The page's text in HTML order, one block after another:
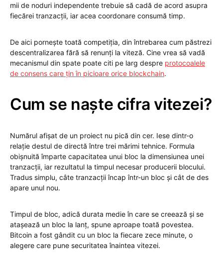
mii de noduri independente trebuie să cadă de acord asupra
fiecărei tranzacții, iar acea coordonare consumă timp.
De aici pornește toată competiția, din întrebarea cum păstrezi
descentralizarea fără să renunți la viteză. Cine vrea să vadă
mecanismul din spate poate citi pe larg despre protocoalele
de consens care țin în picioare orice blockchain.
Cum se naște cifra vitezei?
Numărul afișat de un proiect nu pică din cer. Iese dintr-o
relație destul de directă între trei mărimi tehnice. Formula
obișnuită împarte capacitatea unui bloc la dimensiunea unei
tranzacții, iar rezultatul la timpul necesar producerii blocului.
Tradus simplu, câte tranzacții încap într-un bloc și cât de des
apare unul nou.
Timpul de bloc, adică durata medie în care se creează și se
atașează un bloc la lanț, spune aproape toată povestea.
Bitcoin a fost gândit cu un bloc la fiecare zece minute, o
alegere care pune securitatea înaintea vitezei.